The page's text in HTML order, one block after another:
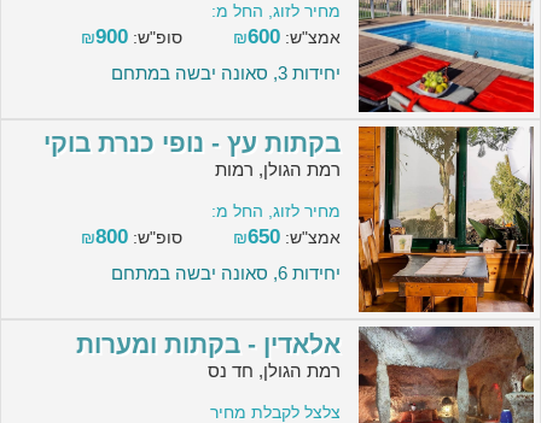
מחיר לזוג, החל מ:
אמצ"ש:
₪600 סופ"ש: ₪900
יחידות 3, סאונה יבשה במתחם
בקתות עץ - נופי כנרת בוקי
רמת הגולן, רמות
מחיר לזוג, החל מ:
אמצ"ש:
₪650 סופ"ש: ₪800
יחידות 6, סאונה יבשה במתחם
אלאדין - בקתות ומערות
רמת הגולן, חד נס
צלצל לקבלת מחיר